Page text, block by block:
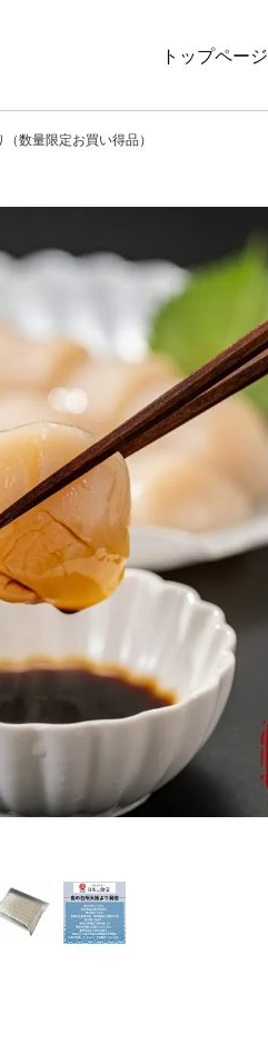
トップページ
数量限定お買い得品）